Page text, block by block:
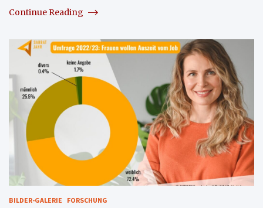
Continue Reading
BILDER-GALERIE FORSCHUNG